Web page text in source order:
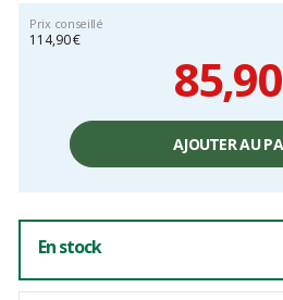
Prix conseillé
114,90 €
unitaire,
AJOUTER AU
En stock